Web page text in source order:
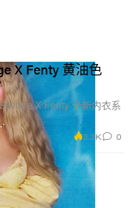
X Fenty 黄油色
X Fenty 全新内衣系
2.2K 0